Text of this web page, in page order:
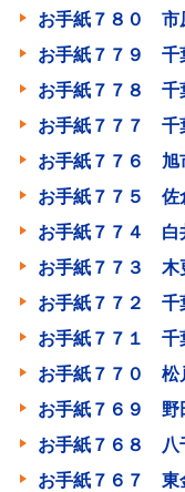
お手紙７８０ 市
お手紙７７９ 千
お手紙７７８ 千
お手紙７７７ 千
お手紙７７６ 旭
お手紙７７５ 佐
お手紙７７４ 白
お手紙７７３ 木
お手紙７７２ 千
お手紙７７１ 千
お手紙７７０ 松
お手紙７６９ 野
お手紙７６８ 八
お手紙７６７ 東